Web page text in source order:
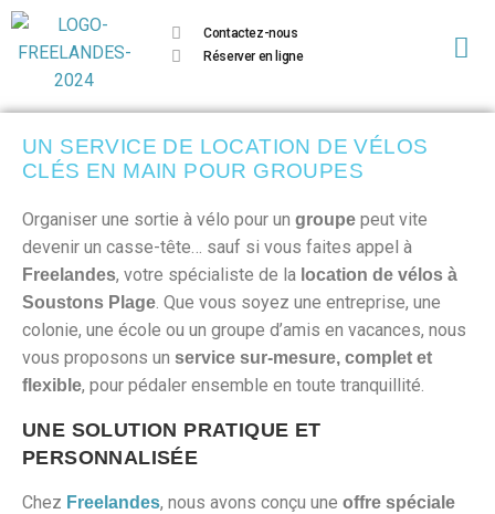
Contactez-nous
Réserver en ligne
UN SERVICE DE LOCATION DE VÉLOS
CLÉS EN MAIN POUR GROUPES
Organiser une sortie à vélo pour un groupe peut vite
devenir un casse-tête… sauf si vous faites appel à
Freelandes, votre spécialiste de la location de vélos à
Soustons Plage. Que vous soyez une entreprise, une
colonie, une école ou un groupe d’amis en vacances, nous
vous proposons un service sur-mesure, complet et
flexible, pour pédaler ensemble en toute tranquillité.
UNE SOLUTION PRATIQUE ET
PERSONNALISÉE
Chez Freelandes, nous avons conçu une offre spéciale